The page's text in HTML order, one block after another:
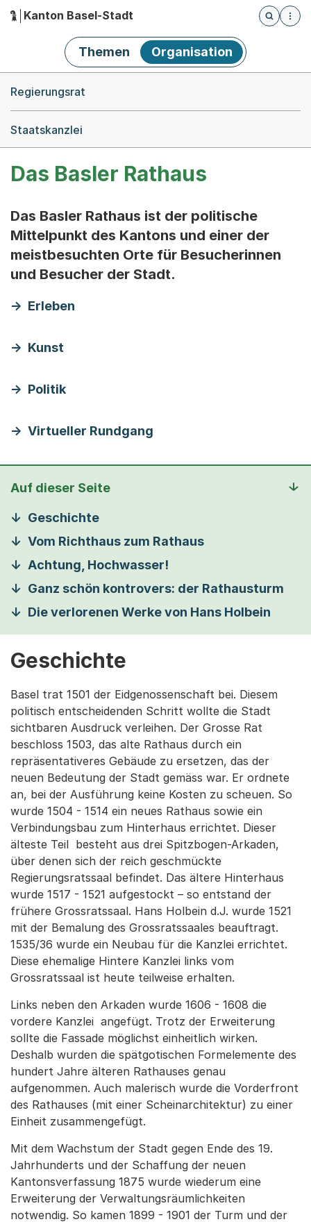
Hauptnavigation
Kanton Basel-Stadt
Öffnet
Themen Organisation
Regierungsrat
Staatskanzlei
Das Basler Rathaus
Das Basler Rathaus ist der politische
Mittelpunkt des Kantons und einer der
meistbesuchten Orte für Besucherinnen
und Besucher der Stadt.
Erleben
Kunst
Politik
Virtueller Rundgang
Auf dieser Seite
Geschichte
Vom Richthaus zum Rathaus
Achtung, Hochwasser!
Ganz schön kontrovers: der Rathausturm
Die verlorenen Werke von Hans Holbein
Geschichte
Basel trat 1501 der Eidgenossenschaft bei. Diesem
politisch entscheidenden Schritt wollte die Stadt
sichtbaren Ausdruck verleihen. Der Grosse Rat
beschloss 1503, das alte Rathaus durch ein
repräsentativeres Gebäude zu ersetzen, das der
neuen Bedeutung der Stadt gemäss war. Er ordnete
an, bei der Ausführung keine Kosten zu scheuen. So
wurde 1504 - 1514 ein neues Rathaus sowie ein
Verbindungsbau zum Hinterhaus errichtet. Dieser
älteste Teil besteht aus drei Spitzbogen-Arkaden,
über denen sich der reich geschmückte
Regierungsratssaal befindet. Das ältere Hinterhaus
wurde 1517 - 1521 aufgestockt – so entstand der
frühere Grossratssaal. Hans Holbein d.J. wurde 1521
mit der Bemalung des Grossratssaales beauftragt.
1535/36 wurde ein Neubau für die Kanzlei errichtet.
Diese ehemalige Hintere Kanzlei links vom
Grossratssaal ist heute teilweise erhalten.
Links neben den Arkaden wurde 1606 - 1608 die
vordere Kanzlei angefügt. Trotz der Erweiterung
sollte die Fassade möglichst einheitlich wirken.
Deshalb wurden die spätgotischen Formelemente des
hundert Jahre älteren Rathauses genau
aufgenommen. Auch malerisch wurde die Vorderfront
des Rathauses (mit einer Scheinarchitektur) zu einer
Einheit zusammengefügt.
Mit dem Wachstum der Stadt gegen Ende des 19.
Jahrhunderts und der Schaffung der neuen
Kantonsverfassung 1875 wurde wiederum eine
Erweiterung der Verwaltungsräumlichkeiten
notwendig. So kamen 1899 - 1901 der Turm und der